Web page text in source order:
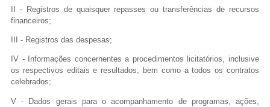
prefeitura@jacaraci.ba.gov.br
Ou seja atendido presencialmente
Segunda a Sexta de 08h às 12h e das 14h
às 17h
Av. Mozart David, 01 - Centro
II - Registros de quaisquer repasses ou transferências de recursos
financeiros;
III - Registros das despesas;
IV - Informações concernentes a procedimentos licitatórios, inclusive
os respectivos editais e resultados, bem como a todos os contratos
celebrados;
V - Dados gerais para o acompanhamento de programas, ações,